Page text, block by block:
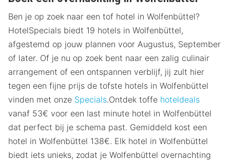
Ben je op zoek naar een tof hotel in Wolfenbüttel?
HotelSpecials biedt 19 hotels in Wolfenbüttel,
afgestemd op jouw plannen voor Augustus, September
of later. Of je nu op zoek bent naar een zalig culinair
arrangement of een ontspannen verblijf, jij zult hier
tegen een fijne prijs de tofste hotels in Wolfenbüttel
vinden met onze Specials.Ontdek toffe hoteldeals
vanaf 53€ voor een last minute hotel in Wolfenbüttel
dat perfect bij je schema past. Gemiddeld kost een
hotel in Wolfenbüttel 138€. Elk hotel in Wolfenbüttel
biedt iets unieks, zodat je Wolfenbüttel overnachting